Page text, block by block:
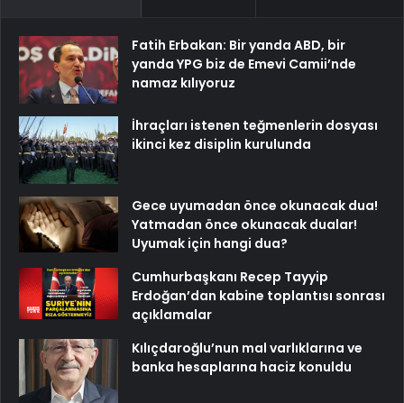
Fatih Erbakan: Bir yanda ABD, bir
yanda YPG biz de Emevi Camii’nde
namaz kılıyoruz
İhraçları istenen teğmenlerin dosyası
ikinci kez disiplin kurulunda
Gece uyumadan önce okunacak dua!
Yatmadan önce okunacak dualar!
Uyumak için hangi dua?
Cumhurbaşkanı Recep Tayyip
Erdoğan’dan kabine toplantısı sonrası
açıklamalar
Kılıçdaroğlu’nun mal varlıklarına ve
banka hesaplarına haciz konuldu